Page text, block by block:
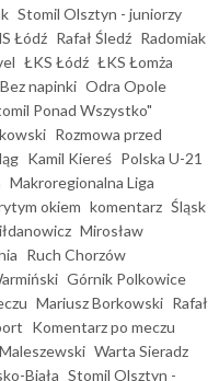
Stomil Olsztyn - juniorzy
Łódź Rafał Śledź Radomiak
ŁKS Łódź ŁKS Łomża
Bez napinki Odra Opole
Ponad Wszystko"
Rozmowa przed
Kamil Kiereś Polska U-21
Makroregionalna Liga
okiem komentarz Śląsk
Mirosław
Ruch Chorzów
Górnik Polkowice
Mariusz Borkowski Rafał
Komentarz po meczu
Warta Sieradz
Biała Stomil Olsztyn -